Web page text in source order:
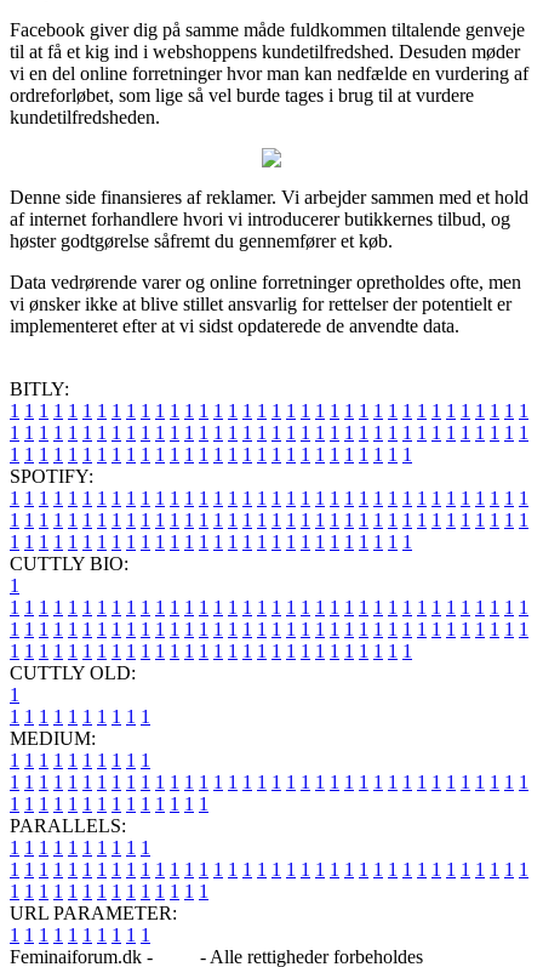
Facebook giver dig på samme måde fuldkommen tiltalende genveje
til at få et kig ind i webshoppens kundetilfredshed. Desuden møder
vi en del online forretninger hvor man kan nedfælde en vurdering af
ordreforløbet, som lige så vel burde tages i brug til at vurdere
kundetilfredsheden.
Denne side finansieres af reklamer. Vi arbejder sammen med et hold
af internet forhandlere hvori vi introducerer butikkernes tilbud, og
høster godtgørelse såfremt du gennemfører et køb.
Data vedrørende varer og online forretninger opretholdes ofte, men
vi ønsker ikke at blive stillet ansvarlig for rettelser der potentielt er
implementeret efter at vi sidst opdaterede de anvendte data.
BITLY:
1 1 1 1 1 1 1 1 1 1 1 1 1 1 1 1 1 1 1 1 1 1 1 1 1 1 1 1 1 1 1 1 1 1 1 1
1 1 1 1 1 1 1 1 1 1 1 1 1 1 1 1 1 1 1 1 1 1 1 1 1 1 1 1 1 1 1 1 1 1 1 1
1 1 1 1 1 1 1 1 1 1 1 1 1 1 1 1 1 1 1 1 1 1 1 1 1 1 1 1
SPOTIFY:
1 1 1 1 1 1 1 1 1 1 1 1 1 1 1 1 1 1 1 1 1 1 1 1 1 1 1 1 1 1 1 1 1 1 1 1
1 1 1 1 1 1 1 1 1 1 1 1 1 1 1 1 1 1 1 1 1 1 1 1 1 1 1 1 1 1 1 1 1 1 1 1
1 1 1 1 1 1 1 1 1 1 1 1 1 1 1 1 1 1 1 1 1 1 1 1 1 1 1 1
CUTTLY BIO:
1
1 1 1 1 1 1 1 1 1 1 1 1 1 1 1 1 1 1 1 1 1 1 1 1 1 1 1 1 1 1 1 1 1 1 1 1
1 1 1 1 1 1 1 1 1 1 1 1 1 1 1 1 1 1 1 1 1 1 1 1 1 1 1 1 1 1 1 1 1 1 1 1
1 1 1 1 1 1 1 1 1 1 1 1 1 1 1 1 1 1 1 1 1 1 1 1 1 1 1 1
CUTTLY OLD:
1
1 1 1 1 1 1 1 1 1 1
MEDIUM:
1 1 1 1 1 1 1 1 1 1
1 1 1 1 1 1 1 1 1 1 1 1 1 1 1 1 1 1 1 1 1 1 1 1 1 1 1 1 1 1 1 1 1 1 1 1
1 1 1 1 1 1 1 1 1 1 1 1 1 1
PARALLELS:
1 1 1 1 1 1 1 1 1 1
1 1 1 1 1 1 1 1 1 1 1 1 1 1 1 1 1 1 1 1 1 1 1 1 1 1 1 1 1 1 1 1 1 1 1 1
1 1 1 1 1 1 1 1 1 1 1 1 1 1
URL PARAMETER:
1 1 1 1 1 1 1 1 1 1
Feminaiforum.dk -
- Alle rettigheder forbeholdes